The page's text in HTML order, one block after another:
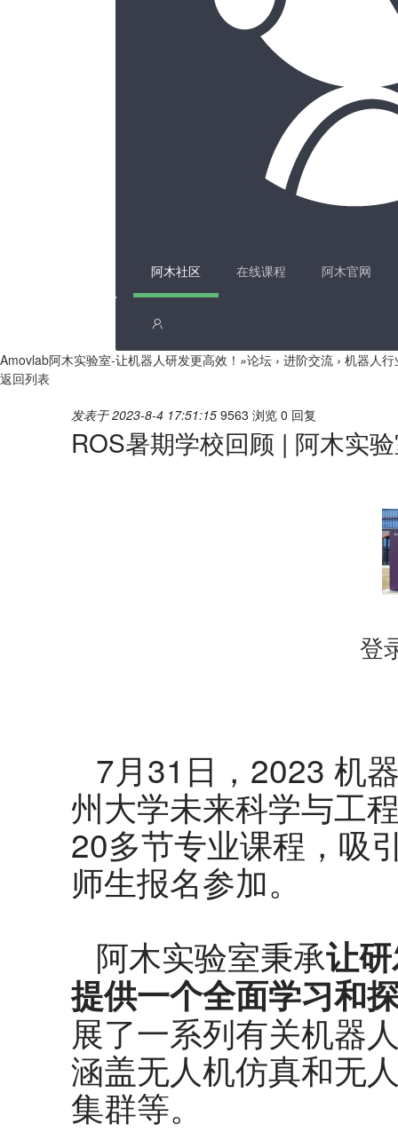
阿木社区 在线课程 阿木官网
Amovlab阿木实验室-让机器人研发更高效！ »论坛 › 进阶交流 › 机器人
返回列表
发表于 2023-8-4 17:51:15 9563 浏览 0 回复
ROS暑期学校回顾 | 阿木实
登
7月31日，2023 机
州大学未来科学与工
20多节专业课程，吸
师生报名参加。
阿木实验室秉承让
提供一个全面学习和
展了一系列有关机器
涵盖无人机仿真和无
集群等。